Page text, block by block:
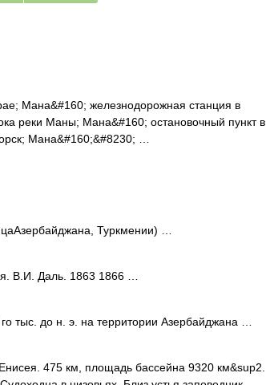
Мана&#160; железнодорожная станция в
реки Маны; Мана&#160; остановочный пункт в
Мана&#160;&#8230; …
Туркмении) …
В.И. Даль. 1863 1866 …
тыс. до н. э. на территории Азербайджана …
475 км, площадь бассейна 9320 км&sup2.